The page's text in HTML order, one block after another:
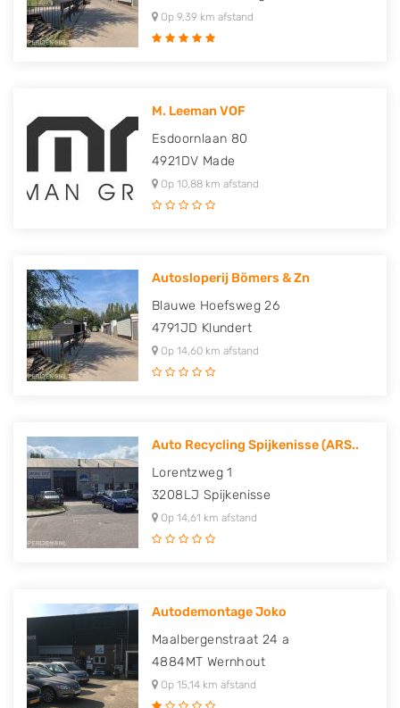
Op 9,39 km afstand
M. Leeman VOF
Esdoornlaan 80
4921DV Made
Op 10,88 km afstand
Autosloperij Bömers & Zn
Blauwe Hoefsweg 26
4791JD Klundert
Op 14,60 km afstand
Auto Recycling Spijkenisse (ARS..
Lorentzweg 1
3208LJ Spijkenisse
Op 14,61 km afstand
Autodemontage Joko
Maalbergenstraat 24 a
4884MT Wernhout
Op 15,14 km afstand